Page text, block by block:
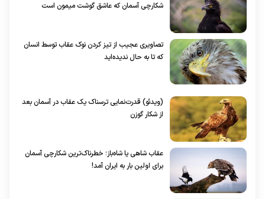
شکارچی آسمان که عاشق گوشت میمون است
تصاویری عجیب از تیز کردن نوک عقاب توسط انسان
که تا به حال ندیده‌اید
(ویدئو) قدرت‌نمایی ترسناک یک عقاب در آسمان بعد
از شکار گوزن
عقاب شاهی یا شاه‌باز؛ خطرناک‌ترین شکارچی آسمان
برای اولین بار به ایران آمد!